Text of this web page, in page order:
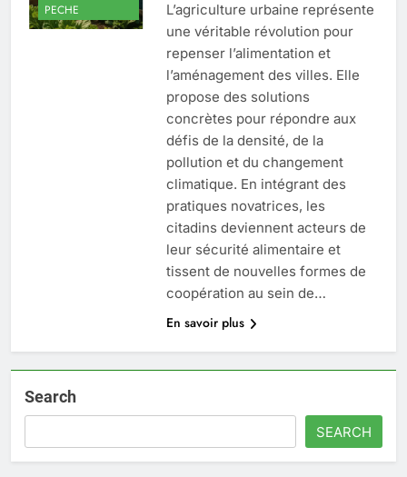
PECHE
L’agriculture urbaine représente
une véritable révolution pour
repenser l’alimentation et
l’aménagement des villes. Elle
propose des solutions
concrètes pour répondre aux
défis de la densité, de la
pollution et du changement
climatique. En intégrant des
pratiques novatrices, les
citadins deviennent acteurs de
leur sécurité alimentaire et
tissent de nouvelles formes de
coopération au sein de…
En savoir plus
Search
SEARCH